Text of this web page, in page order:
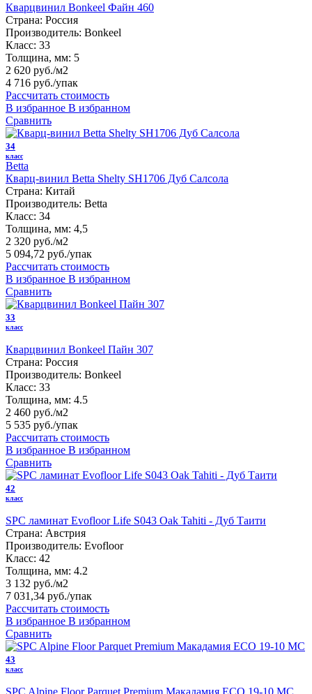
Кварцвинил Bonkeel Файн 460
Страна: Россия
Производитель: Bonkeel
Класс: 33
Толщина, мм: 5
2 620 руб./м2
4 716 руб./упак
Рассчитать стоимость
В избранное В избранном
Сравнить
34
класс
Betta
Кварц-винил Betta Shelty SH1706 Дуб Салсола
Страна: Китай
Производитель: Betta
Класс: 34
Толщина, мм: 4,5
2 320 руб./м2
5 094,72 руб./упак
Рассчитать стоимость
В избранное В избранном
Сравнить
33
класс
Кварцвинил Bonkeel Пайн 307
Страна: Россия
Производитель: Bonkeel
Класс: 33
Толщина, мм: 4.5
2 460 руб./м2
5 535 руб./упак
Рассчитать стоимость
В избранное В избранном
Сравнить
42
класс
SPC ламинат Evofloor Life S043 Oak Tahiti - Дуб Таити
Страна: Австрия
Производитель: Evofloor
Класс: 42
Толщина, мм: 4.2
3 132 руб./м2
7 031,34 руб./упак
Рассчитать стоимость
В избранное В избранном
Сравнить
43
класс
SPC Alpine Floor Parquet Premium Макадамия ECO 19-10 MC